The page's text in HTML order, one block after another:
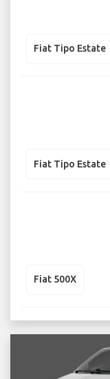
Fiat Tipo Estate
Fiat Tipo Estate
Fiat 500X